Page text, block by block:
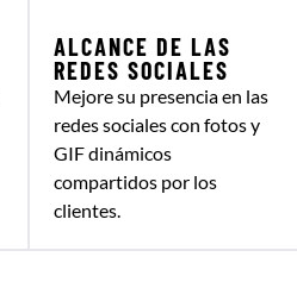
ALCANCE DE LAS
REDES SOCIALES
Mejore su presencia en las
redes sociales con fotos y
GIF dinámicos
compartidos por los
clientes.